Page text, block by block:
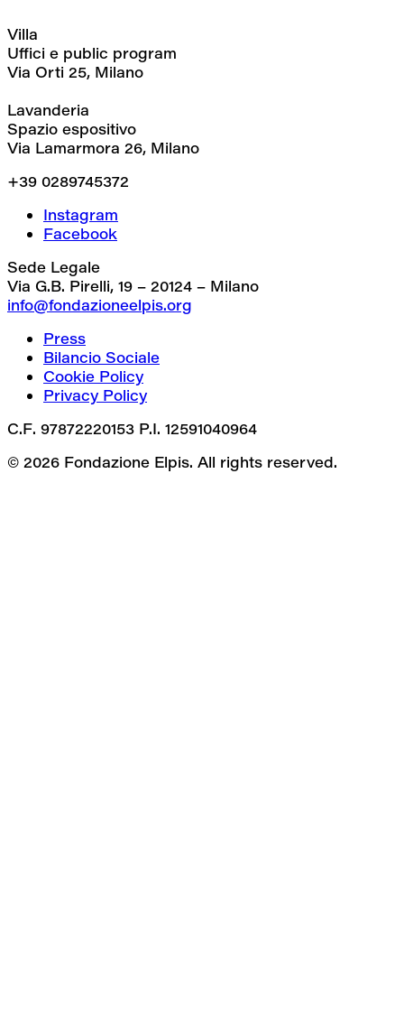
Villa
Uffici e public program
Via Orti 25, Milano
Lavanderia
Spazio espositivo
Via Lamarmora 26, Milano
+39 0289745372
Instagram
Facebook
Sede Legale
Via G.B. Pirelli, 19 – 20124 – Milano
info@fondazioneelpis.org
Press
Bilancio Sociale
Cookie Policy
Privacy Policy
C.F. 97872220153 P.I. 12591040964
© 2026 Fondazione Elpis. All rights reserved.